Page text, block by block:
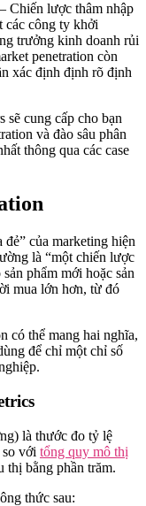
Chiến lược thâm nhập
các công ty khởi
trưởng kinh doanh rủi
penetration còn
xác định định rõ định
sẽ cung cấp cho bạn
và đào sâu phân
thông qua các case
của marketing hiện
là “một chiến lược
phẩm mới hoặc sản
mua lớn hơn, từ đó
có thể mang hai nghĩa,
để chỉ một chỉ số
là thước đo tỷ lệ
với tổng quy mô thị
thị bằng phần trăm.
thức sau: